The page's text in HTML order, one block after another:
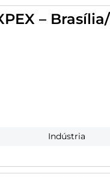
–
Indústria